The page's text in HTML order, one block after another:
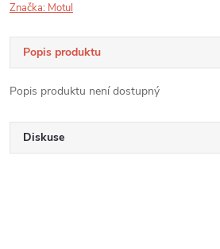
Značka: Motul
Popis produktu
Popis produktu není dostupný
Diskuse